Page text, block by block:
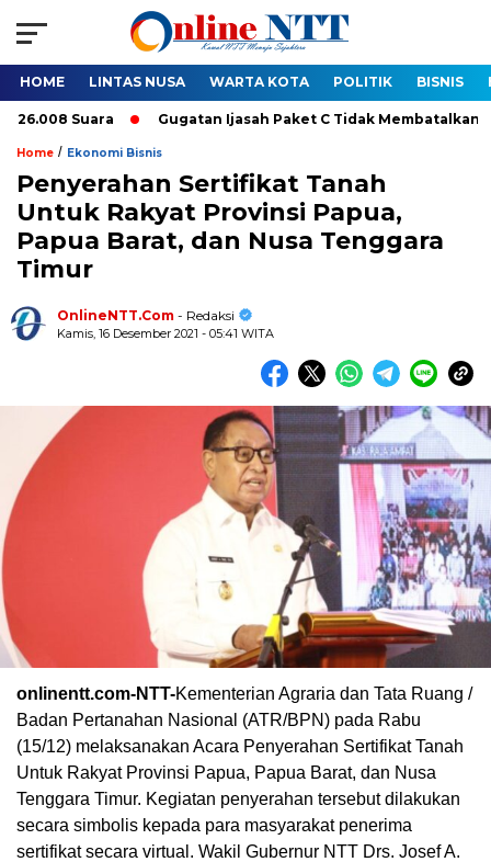
HOME LINTAS NUSA WARTA KOTA POLITIK BISNIS
Suara Gugatan Ijasah Paket C Tidak Membatalkan
Home / Ekonomi Bisnis
Penyerahan Sertifikat Tanah
Untuk Rakyat Provinsi Papua,
Papua Barat, dan Nusa Tenggara
Timur
OnlineNTT.Com - Redaksi
Kamis, 16 Desember 2021 - 05:41 WITA
onlinentt.com-NTT-Kementerian Agraria dan Tata Ruang /
Badan Pertanahan Nasional (ATR/BPN) pada Rabu
(15/12) melaksanakan Acara Penyerahan Sertifikat Tanah
Untuk Rakyat Provinsi Papua, Papua Barat, dan Nusa
Tenggara Timur. Kegiatan penyerahan tersebut dilakukan
secara simbolis kepada para masyarakat penerima
sertifikat secara virtual. Wakil Gubernur NTT Drs. Josef A.